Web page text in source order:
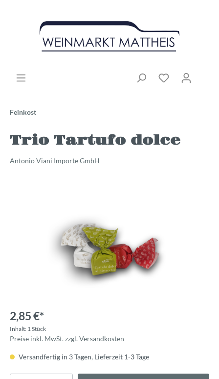
Feinkost
Trio Tartufo dolce
Antonio Viani Importe GmbH
2,85 €*
Inhalt: 1 Stück
Preise inkl. MwSt. zzgl. Versandkosten
Versandfertig in 3 Tagen, Lieferzeit 1-3 Tage